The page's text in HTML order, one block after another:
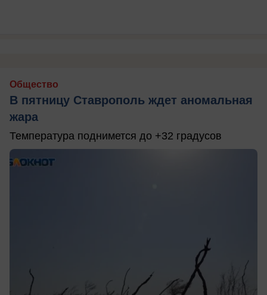
Общество
В пятницу Ставрополь ждет аномальная
жара
Температура поднимется до +32 градусов